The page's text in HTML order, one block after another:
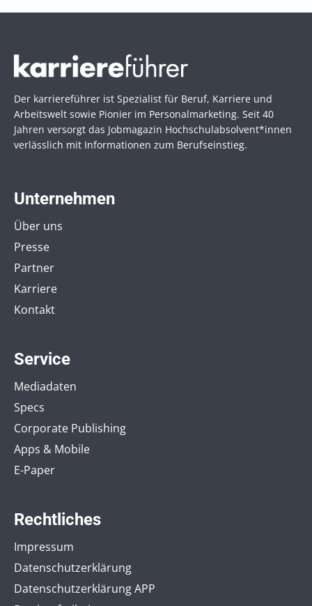
Der karriereführer ist Spezialist für Beruf, Karriere und
Arbeitswelt sowie Pionier im Personal­marketing. Seit 40
Jahren versorgt das Jobmagazin Hochschul­absolvent*innen
verlässlich mit Informationen zum Berufseinstieg.
Unternehmen
Über uns
Presse
Partner
Karriere
Kontakt
Service
Mediadaten
Specs
Corporate Publishing
Apps & Mobile
E-Paper
Rechtliches
Impressum
Datenschutzerklärung
Datenschutzerklärung APP